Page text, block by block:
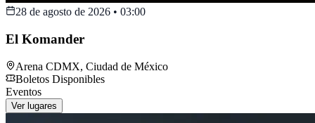
28 de agosto de 2026 • 03:00
El Komander
Arena CDMX, Ciudad de México
Boletos Disponibles
Eventos
Ver lugares